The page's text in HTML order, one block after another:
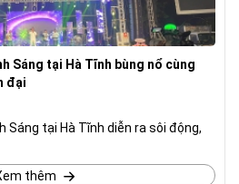
Sáng tại Hà Tĩnh bùng nổ cùng
đại
Sáng tại Hà Tĩnh diễn ra sôi động,
thêm